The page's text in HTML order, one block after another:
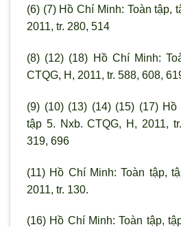
(6) (7) Hồ Chí Minh: Toàn tập,
2011, tr. 280, 514
(8) (12) (18) Hồ Chí Minh:
CTQG, H, 2011, tr. 588, 608,
(9) (10) (13) (14) (15) (17) Hồ
tập 5. Nxb. CTQG, H, 2011,
319, 696
(11) Hồ Chí Minh: Toàn tập,
2011, tr. 130.
(16) Hồ Chí Minh: Toàn tập,